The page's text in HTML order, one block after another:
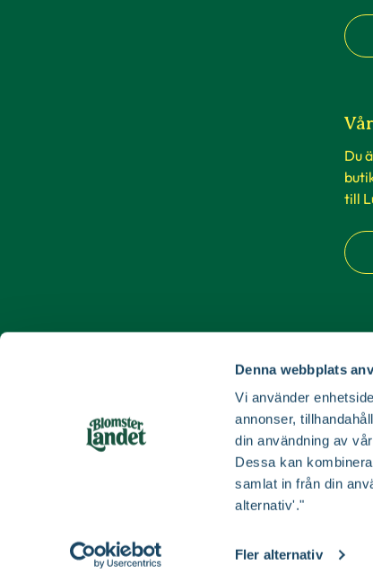
Denna webbplats
Vi använder
annonser,
din användning av
Dessa kan
samlat in från din
alternativ'."
Fler alternativ
Du
till